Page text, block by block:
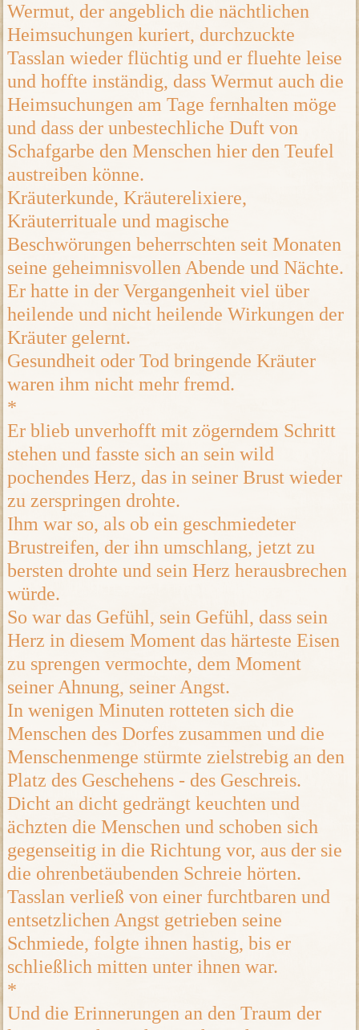
Wermut, der angeblich die nächtlichen
Heimsuchungen kuriert, durchzuckte
Tasslan wieder flüchtig und er fluehte leise
und hoffte inständig, dass Wermut auch die
Heimsuchungen am Tage fernhalten möge
und dass der unbestechliche Duft von
Schafgarbe den Menschen hier den Teufel
austreiben könne.
Kräuterkunde, Kräuterelixiere,
Kräuterrituale und magische
Beschwörungen beherrschten seit Monaten
seine geheimnisvollen Abende und Nächte.
Er hatte in der Vergangenheit viel über
heilende und nicht heilende Wirkungen der
Kräuter gelernt.
Gesundheit oder Tod bringende Kräuter
waren ihm nicht mehr fremd.
*
Er blieb unverhofft mit zögerndem Schritt
stehen und fasste sich an sein wild
pochendes Herz, das in seiner Brust wieder
zu zerspringen drohte.
Ihm war so, als ob ein geschmiedeter
Brustreifen, der ihn umschlang, jetzt zu
bersten drohte und sein Herz herausbrechen
würde.
So war das Gefühl, sein Gefühl, dass sein
Herz in diesem Moment das härteste Eisen
zu sprengen vermochte, dem Moment
seiner Ahnung, seiner Angst.
In wenigen Minuten rotteten sich die
Menschen des Dorfes zusammen und die
Menschenmenge stürmte zielstrebig an den
Platz des Geschehens - des Geschreis.
Dicht an dicht gedrängt keuchten und
ächzten die Menschen und schoben sich
gegenseitig in die Richtung vor, aus der sie
die ohrenbetäubenden Schreie hörten.
Tasslan verließ von einer furchtbaren und
entsetzlichen Angst getrieben seine
Schmiede, folgte ihnen hastig, bis er
schließlich mitten unter ihnen war.
*
Und die Erinnerungen an den Traum der